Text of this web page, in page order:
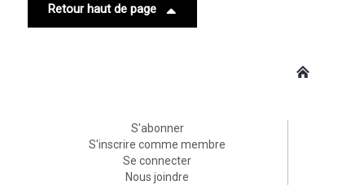
Retour haut de page
S'abonner
S'inscrire comme membre
Se connecter
Nous joindre